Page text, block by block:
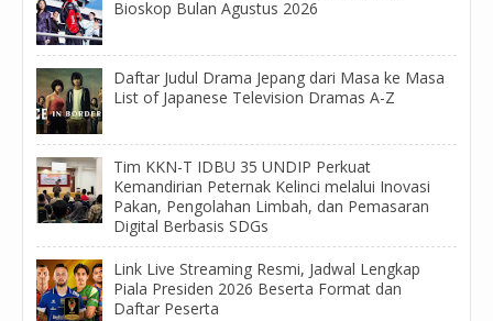
Bioskop Bulan Agustus 2026
Daftar Judul Drama Jepang dari Masa ke Masa
List of Japanese Television Dramas A-Z
Tim KKN-T IDBU 35 UNDIP Perkuat
Kemandirian Peternak Kelinci melalui Inovasi
Pakan, Pengolahan Limbah, dan Pemasaran
Digital Berbasis SDGs
Link Live Streaming Resmi, Jadwal Lengkap
Piala Presiden 2026 Beserta Format dan
Daftar Peserta